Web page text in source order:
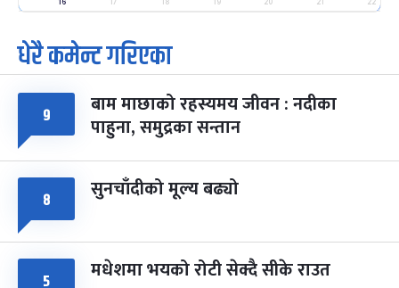
मंगल फाल्गुन २५, २०८३ Mar 9, 2027
७
आइत
पूर्णिमा व्रत
चैत्र ७, २०८३-Mar 21, 2027
८
सोम
फागुपूर्णिमा
चैत्र ८, २०८३-Mar 22, 2027
७ महिना बाँकी
धेरै कमेन्ट गरिएका
९ बाम माछाको रहस्यमय जीवन : नदीका
पाहुना, समुद्रका सन्तान
८ सुनचाँदीको मूल्य बढ्यो
५ मधेशमा भयको रोटी सेक्दै सीके राउत